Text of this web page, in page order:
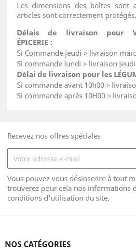
Les dimensions des boîtes sont
articles sont correctement protégés.
Délais de livraison pour
ÉPICERIE :
Si Commande jeudi > livraison
Si commande lundi > livraison jeudi
Délai de livraison pour les
Si commande avant 10h00 >
Si commande après 10H00 >
Recevez nos offres spéciales
Vous pouvez vous désinscrire à tout
trouverez pour cela nos informations
conditions d'utilisation du site.
NOS CATÉGORIES